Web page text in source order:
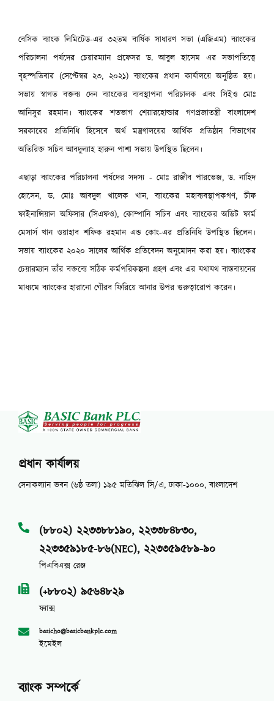
বেসিক ব্যাংক লিমিটেড-এর ৩২তম বার্ষিক সাধারণ সভা (এজিএম) ব্যাংকের
পরিচালনা পর্ষদের চেয়ারম্যান প্রফেসর ড. আবুল হাসেম এর সভাপতিত্বে
বৃহস্পতিবার (সেপ্টেম্বর ২৩, ২০২১) ব্যাংকের প্রধান কার্যালয়ে অনুষ্ঠিত হয়।
সভায় স্বাগত বক্তব্য দেন ব্যাংকের ব্যবস্থাপনা পরিচালক এবং সিইও মোঃ
আনিসুর রহমান। ব্যাংকের শতভাগ শেয়ারহোল্ডার গণপ্রজাতন্ত্রী বাংলাদেশ
সরকারের প্রতিনিধি হিসেবে অর্থ মন্ত্রণালয়ের আর্থিক প্রতিষ্ঠান বিভাগের
অতিরিক্ত সচিব আবদুল্যাহ হারুন পাশা সভায় উপস্থিত ছিলেন।
এছাড়া ব্যাংকের পরিচালনা পর্ষদের সদস্য - মোঃ রাজীব পারভেজ, ড. নাহিদ
হোসেন, ড. মোঃ আবদুল খালেক খান, ব্যাংকের মহাব্যবস্থাপকগণ, চীফ
ফাইনান্সিয়াল অফিসার (সিএফও), কোম্পানি সচিব এবং ব্যাংকের অডিট ফার্ম
মেসার্স খান ওয়াহাব শফিক রহমান এন্ড কোং-এর প্রতিনিধি উপস্থিত ছিলেন।
সভায় ব্যাংকের ২০২০ সালের আর্থিক প্রতিবেদন অনুমোদন করা হয়। ব্যাংকের
চেয়ারম্যান তাঁর বক্তব্যে সঠিক কর্মপরিকল্পনা গ্রহণ এবং এর যথাযথ বাস্তবায়নের
মাধ্যমে ব্যাংকের হারানো গৌরব ফিরিয়ে আনার উপর গুরুত্বারোপ করেন।
প্রধান কার্যালয়
সেনাকল্যান ভবন (৬ষ্ঠ তলা) ১৯৫ মতিঝিল সি/এ, ঢাকা-১০০০, বাংলাদেশ
(৮৮০২) ২২৩৩৮৮১৯০, ২২৩৩৮৪৮৩০,
২২৩৩৫৯১৮৫-৮৬(NEC), ২২৩৩৫৯৫৮৯-৯০
পিএবিএক্স রেঞ্জ
(+৮৮০২) ৯৫৬৪৮২৯
ফ্যাক্স
basicho@basicbankplc.com
ইমেইল
ব্যাংক সম্পর্কে